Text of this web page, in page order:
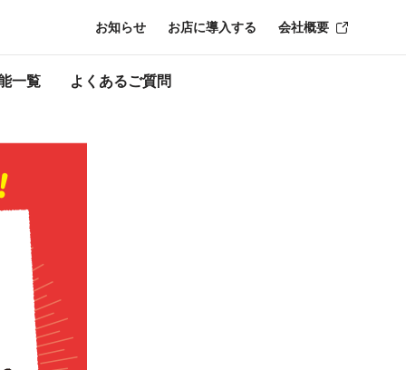
一覧 よくあるご質問
お知らせ お店に導入する 会社概要